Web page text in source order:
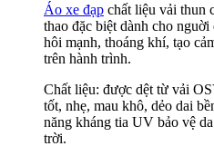
Áo xe đạp chất liệu vải thun
thao đặc biệt dành cho nguời
hôi mạnh, thoáng khí, tạo
trên hành trình.
Chất liệu: được dệt từ vải
tốt, nhẹ, mau khô, dẻo dai
năng kháng tia UV bảo vệ
trời.